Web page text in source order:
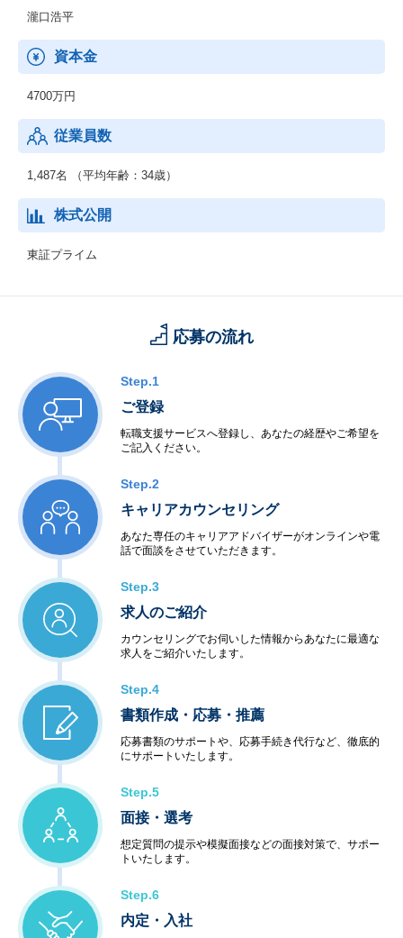
瀧口浩平
資本金
4700万円
従業員数
1,487名 （平均年齢：34歳）
株式公開
東証プライム
応募の流れ
Step.1
ご登録
転職支援サービスへ登録し、あなたの経歴やご希望を
ご記入ください。
Step.2
キャリアカウンセリング
あなた専任のキャリアアドバイザーがオンラインや電
話で面談をさせていただきます。
Step.3
求人のご紹介
カウンセリングでお伺いした情報からあなたに最適な
求人をご紹介いたします。
Step.4
書類作成・応募・推薦
応募書類のサポートや、応募手続き代行など、徹底的
にサポートいたします。
Step.5
面接・選考
想定質問の提示や模擬面接などの面接対策で、サポー
トいたします。
Step.6
内定・入社